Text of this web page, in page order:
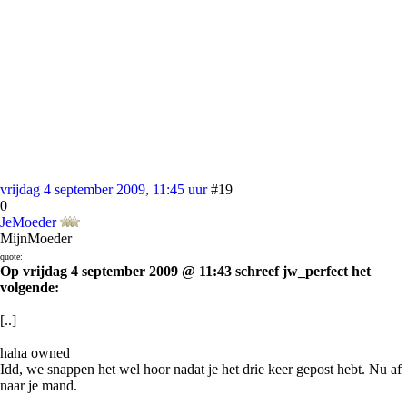
vrijdag 4 september 2009, 11:45 uur #19
0
JeMoeder
MijnMoeder
quote:
Op vrijdag 4 september 2009 @ 11:43 schreef jw_perfect het
volgende:
[..]
haha owned
Idd, we snappen het wel hoor nadat je het drie keer gepost hebt. Nu af
naar je mand.